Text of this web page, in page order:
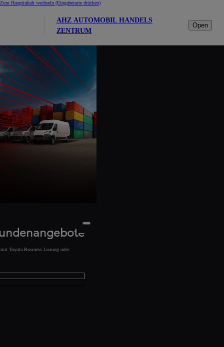
Zum Hauptinhalt wechseln (Eingabetaste drücken)
AHZ AUTOMOBIL HANDELS
ZENTRUM
Open
Toyota Business Leasing oder